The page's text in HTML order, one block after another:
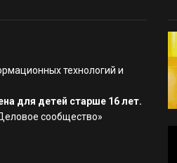
технологий и
для детей старше 16 лет.
сообщество»